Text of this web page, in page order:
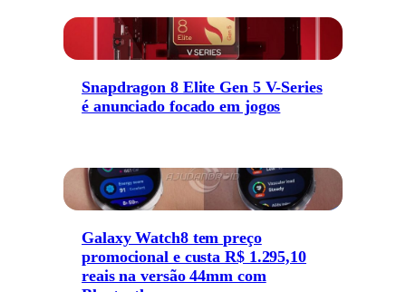
Snapdragon 8 Elite Gen 5 V-Series
é anunciado focado em jogos
Galaxy Watch8 tem preço
promocional e custa R$ 1.295,10
reais na versão 44mm com